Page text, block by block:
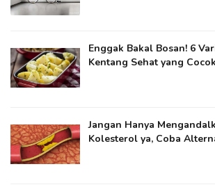
Enggak Bakal Bosan! 6
Kentang Sehat yang
Jangan Hanya
Kolesterol ya​, Coba